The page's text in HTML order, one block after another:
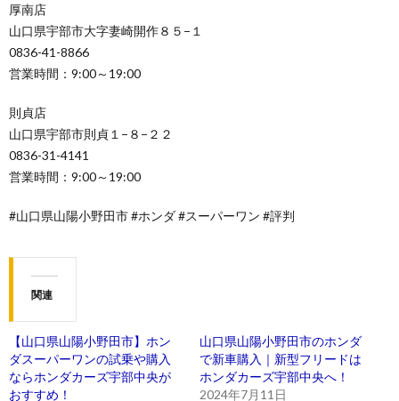
厚南店
山口県宇部市大字妻崎開作８５−１
0836-41-8866
営業時間：9:00～19:00
則貞店
山口県宇部市則貞１−８−２２
0836-31-4141
営業時間：9:00～19:00
#山口県山陽小野田市 #ホンダ #スーパーワン #評判
関連
【山口県山陽小野田市】ホン
ダスーパーワンの試乗や購入
ならホンダカーズ宇部中央が
おすすめ！
山口県山陽小野田市のホンダ
で新車購入｜新型フリードは
ホンダカーズ宇部中央へ！
2024年7月11日